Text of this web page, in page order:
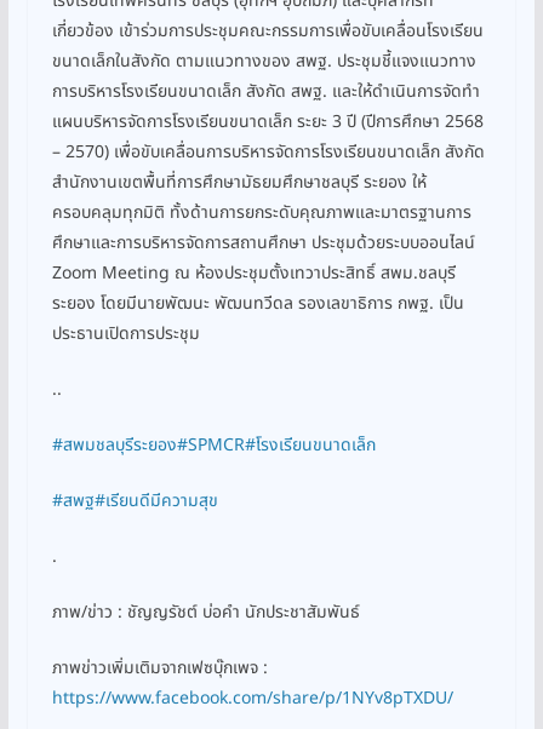
เกี่ยวข้อง เข้าร่วมการประชุมคณะกรรมการเพื่อขับเคลื่อนโรงเรียน
ขนาดเล็กในสังกัด ตามแนวทางของ สพฐ. ประชุมชี้แจงแนวทาง
การบริหารโรงเรียนขนาดเล็ก สังกัด สพฐ. และให้ดำเนินการจัดทำ
แผนบริหารจัดการโรงเรียนขนาดเล็ก ระยะ 3 ปี (ปีการศึกษา 2568
– 2570) เพื่อขับเคลื่อนการบริหารจัดการโรงเรียนขนาดเล็ก สังกัด
สำนักงานเขตพื้นที่การศึกษามัธยมศึกษาชลบุรี ระยอง ให้
ครอบคลุมทุกมิติ ทั้งด้านการยกระดับคุณภาพและมาตรฐานการ
ศึกษาและการบริหารจัดการสถานศึกษา ประชุมด้วยระบบออนไลน์
Zoom Meeting ณ ห้องประชุมตั้งเทวาประสิทธิ์ สพม.ชลบุรี
ระยอง โดยมีนายพัฒนะ พัฒนทวีดล รองเลขาธิการ กพฐ. เป็น
ประธานเปิดการประชุม
..
#สพมชลบุรีระยอง#SPMCR#โรงเรียนขนาดเล็ก
#สพฐ#เรียนดีมีความสุข
.
ภาพ/ข่าว : ชัญญรัชต์ บ่อคำ นักประชาสัมพันธ์
ภาพข่าวเพิ่มเติมจากเฟซบุ๊กเพจ :
https://www.facebook.com/share/p/1NYv8pTXDU/